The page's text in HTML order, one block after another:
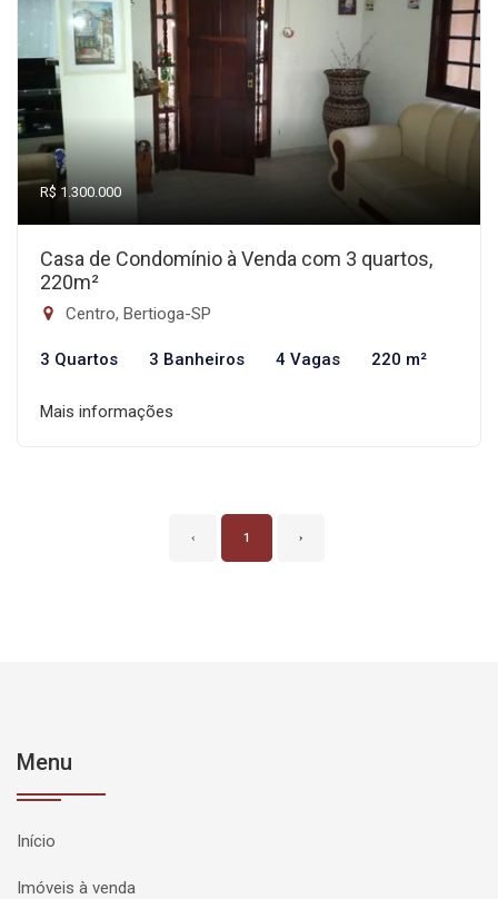
R$ 1.300.000
Casa de Condomínio à Venda com 3 quartos,
220m²
Centro, Bertioga-SP
3 Quartos 3 Banheiros 4 Vagas 220 m²
Mais informações
‹ 1 ›
Menu
Início
Imóveis à venda